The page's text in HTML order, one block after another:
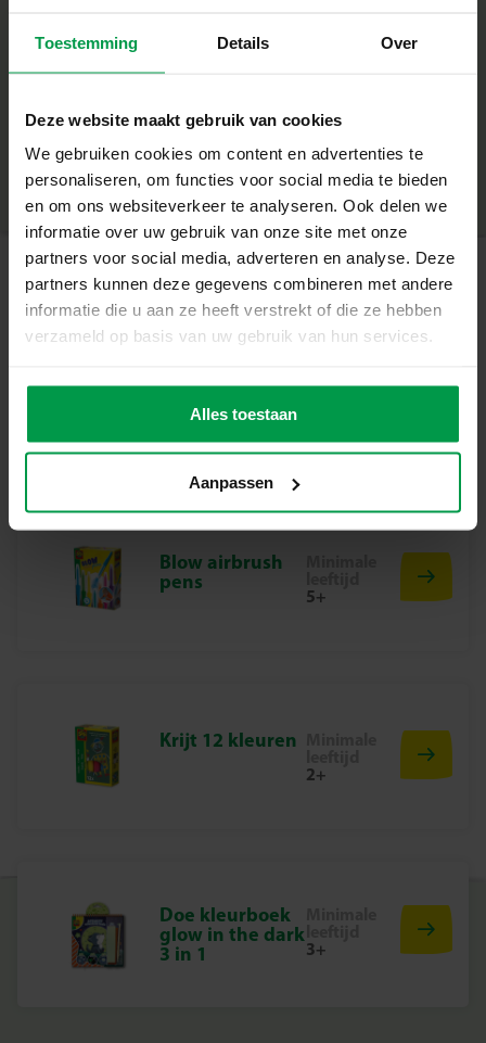
Toestemming Details Over
Deze website maakt gebruik van cookies
We gebruiken cookies om content en advertenties te
personaliseren, om functies voor social media te bieden
en om ons websiteverkeer te analyseren. Ook delen we
informatie over uw gebruik van onze site met onze
partners voor social media, adverteren en analyse. Deze
partners kunnen deze gegevens combineren met andere
informatie die u aan ze heeft verstrekt of die ze hebben
verzameld op basis van uw gebruik van hun services.
Alles toestaan
Aanpassen
8 kleurpotloden
Sjablonen
Unieke eigenschappen
Krimpfolie voor creatieve transformatie
Stimuleert fijne motoriek en fantasierijk spel
Geschikt vanaf 5 jaar
Perfect voor solo knutselen of samen
Maak unieke dinosaurus sleutelhangers en personaliseer
Ga vandaag nog aan de slag!
Laat je fantasie krimpen en ontdek het plezier van creatief
spelen.
Productnummer|
14294
Deel dit product
Gerelateerde producten
Vingerverf 6
kleuren x 110ml
Minimale
Blow airbrush
pens
5+
Krijt 12 kleuren
2+
Doe kleurboek
glow in the dark
3 in 1
3+